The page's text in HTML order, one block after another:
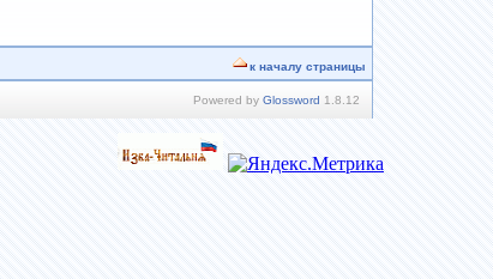
к началу страницы
Powered by Glossword 1.8.12